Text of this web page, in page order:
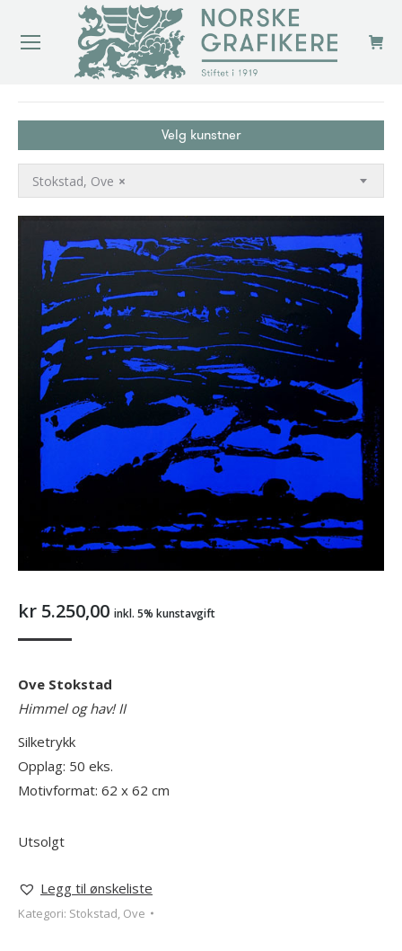
Velg kunstner
×
Stokstad, Ove
kr 5.250,00 inkl. 5% kunstavgift
Ove Stokstad
Himmel og hav! II
Silketrykk
Opplag: 50 eks.
Motivformat: 62 x 62 cm
Utsolgt
Legg til ønskeliste
Kategori: Stokstad, Ove